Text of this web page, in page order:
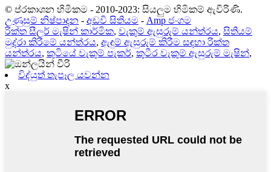
© ප්රකාශන හිමිකම - 2010-2023: සියලුම හිමිකම් ඇවිරිණි.
උණුසුම් නිෂ්පාදන - අඩවි සිතියම - Amp ජංගම
රික්ත සීලර් මැෂින් කාර්මික, වැකුම් ඇසුරුම් යන්ත්රය, සිතියම්
මුද්රා කිරීමේ යන්ත්රය, ඇඳුම් ඇසුරුම් කිරීම සඳහා රික්ත
යන්ත්රය, කුටියේ වැකුම් පැකර්, කුටීර වැකුම් ඇසුරුම් මැෂින්,
විද්යුත් තැපෑල යවන්න
x